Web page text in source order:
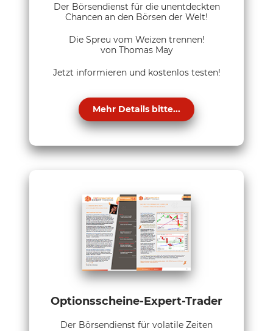
Der Börsendienst für die unentdeckten
Chancen an den Börsen der Welt!
Die Spreu vom Weizen trennen!
von Thomas May
Jetzt informieren und kostenlos testen!
Mehr Details bitte...
Optionsscheine-Expert-Trader
Der Börsendienst für volatile Zeiten